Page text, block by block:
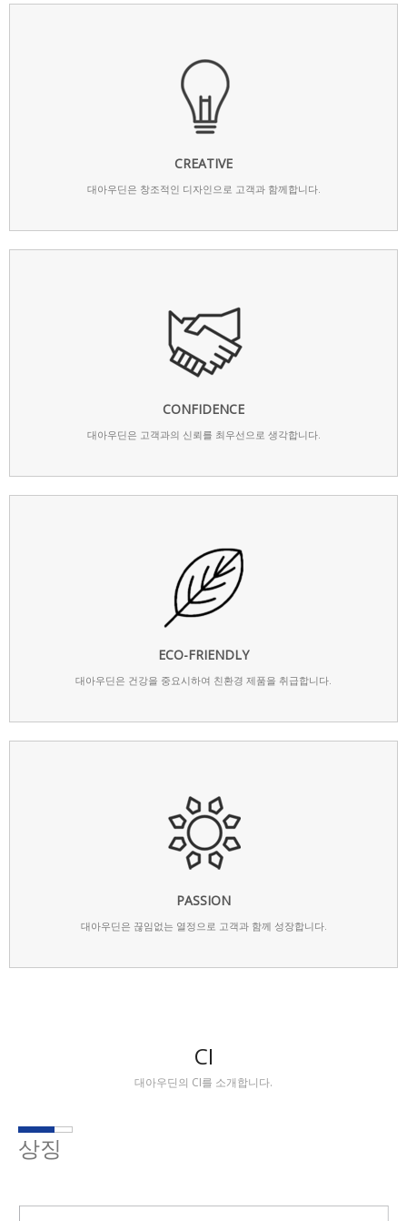
CREATIVE
대아우딘은 창조적인 디자인으로 고객과 함께합니다.
CONFIDENCE
대아우딘은 고객과의 신뢰를 최우선으로 생각합니다.
ECO-FRIENDLY
대아우딘은 건강을 중요시하여 친환경 제품을 취급합니다.
PASSION
대아우딘은 끊임없는 열정으로 고객과 함께 성장합니다.
CI
대아우딘의 CI를 소개합니다.
상징